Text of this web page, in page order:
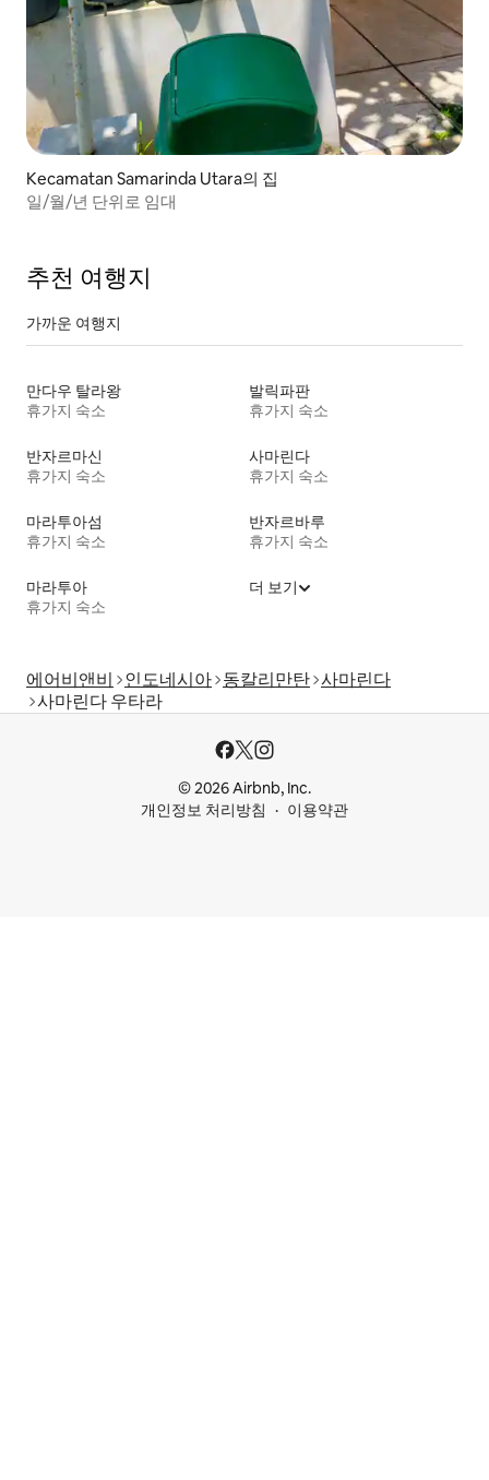
Kecamatan Samarinda Utara의 집
일/월/년 단위로 임대
추천 여행지
가까운 여행지
만다우 탈라왕
휴가지 숙소
발릭파판
휴가지 숙소
반자르마신
휴가지 숙소
사마린다
휴가지 숙소
마라투아섬
휴가지 숙소
반자르바루
휴가지 숙소
마라투아
휴가지 숙소
더 보기
에어비앤비 인도네시아 동칼리만탄 사마린다
사마린다 우타라
© 2026 Airbnb, Inc.
개인정보 처리방침
이용약관